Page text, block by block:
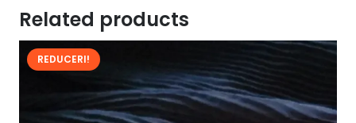
Related products
REDUCERI!